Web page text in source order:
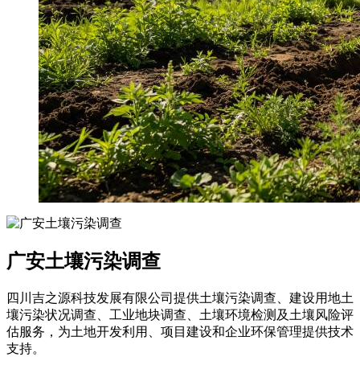
广安土壤污染调查
四川吉之源科技发展有限公司提供土壤污染调查、建设用地土
壤污染状况调查、工业地块调查、土壤环境检测及土壤风险评
估服务，为土地开发利用、项目建设和企业环保管理提供技术
支持。